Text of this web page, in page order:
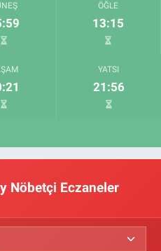
ÖĞLE
13:15
YATSI
21:56
Nöbetçi Eczaneler